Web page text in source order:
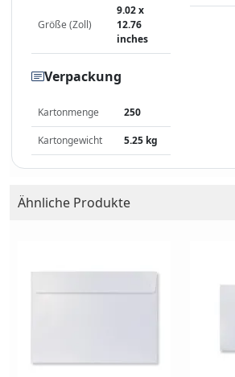
Größe (Zoll)
9.02 x
12.76
inches
Verpackung
Kartonmenge 250
Kartongewicht 5.25 kg
Ähnliche Produkte